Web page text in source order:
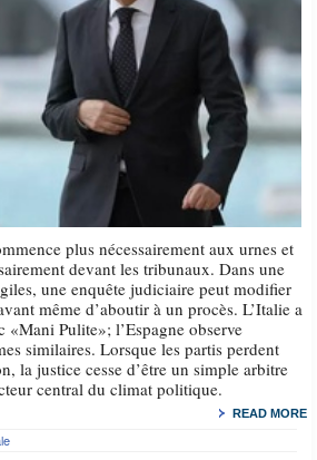
plus nécessairement aux urnes et
devant les tribunaux. Dans une
une enquête judiciaire peut modifier
même d’aboutir à un procès. L’Italie a
«Mani Pulite»; l’Espagne observe
similaires. Lorsque les partis perdent
la justice cesse d’être un simple arbitre
central du climat politique.
READ MORE